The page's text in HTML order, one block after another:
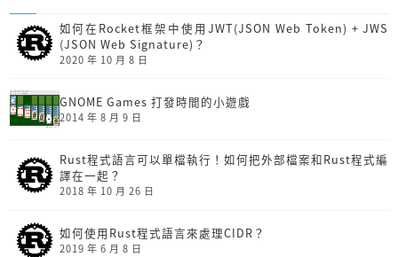
如何在Rocket框架中使用JWT(JSON Web Token) + JWS
(JSON Web Signature)？
2020 年 10 月 8 日
GNOME Games 打發時間的小遊戲
2014 年 8 月 9 日
Rust程式語言可以單檔執行！如何把外部檔案和Rust程式編
譯在一起？
2018 年 10 月 26 日
如何使用Rust程式語言來處理CIDR？
2019 年 6 月 8 日